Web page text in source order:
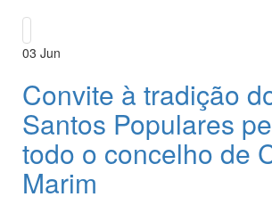
03 Jun
Convite à tradição
Santos Populares
todo o concelho de
Marim